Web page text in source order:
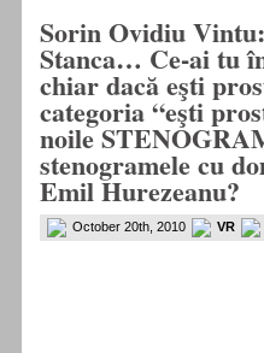
Sorin Ovidiu
Stanca… Ce-ai tu
chiar dacă eşti
categoria “eşti
noile
stenogramele cu
Emil Hurezeanu?
October 20th, 2010 VR